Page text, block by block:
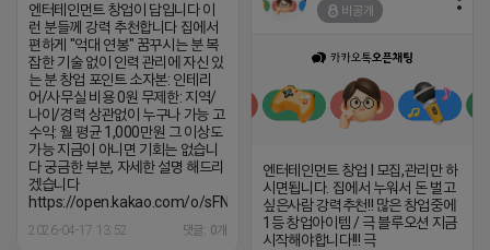
엔터테인먼트 창업이 답입니다 이
런 분들께 강력 추천합니다 집에서
편하게 "억대 연봉" 꿈꾸시는 분 복
잡한 기술 없이 인력 관리에 자신 있
는 분 창업 포인트 소자본: 인테리
어/사무실 비용 0원 무제한: 지역/
나이/경력 상관없이 누구나 가능 고
수익: 월 평균 1,000만원 그 이상도
가능 지금이 아니면 기회는 없습니
다 궁금한 부분, 자세한 설명 해드리
겠습니다
https://open.kakao.com/o/sFN24Qei
2026-04-17 13:52 댓글: 0개
비공개
엔터테인먼트 창업 l 모집,관리만 하
시면됩니다. 집에서 누워서 돈 벌고
싶은사람 강력추천!! 많은 창업중에
1등 창업아이템 / 극 블루오션 지금
시작해야합니다!!! 극